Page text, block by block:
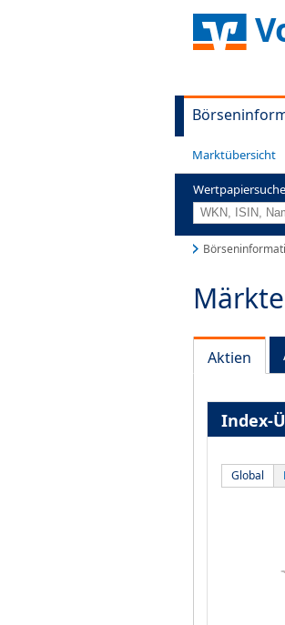
Marktübersicht
Wertpapiersuche
Märkte
Aktien
Index-
Global